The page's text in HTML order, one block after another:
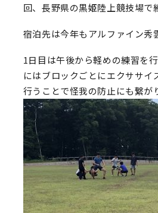
回、長野県の黒姫陸上競技場で
宿泊先は今年もアルファイン秀
1日目は午後から軽めの練習を
にはブロックごとにエクササイ
行うことで怪我の防止にも繋が